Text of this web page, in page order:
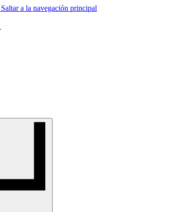
Saltar a la navegación principal